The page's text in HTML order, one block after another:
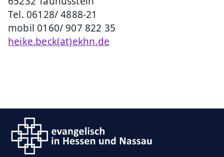
Tel. 06128/ 4888-21
mobil 0160/ 907 822 35
heike.beck(at)ekhn.de